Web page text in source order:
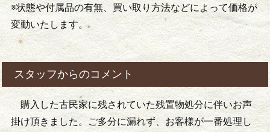
※状態や付属品の有無、買い取り方法などによって価格が
変動いたします。
スタッフからのコメント
購入した古民家に残されていた残置物処分に伴いお声
掛け頂きました。ご多分に漏れず、お客様が一番処理し